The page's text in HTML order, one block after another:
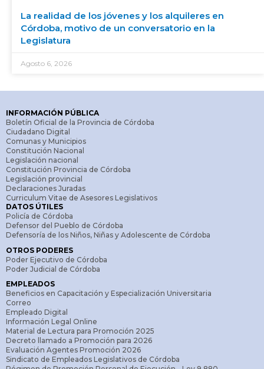
La realidad de los jóvenes y los alquileres en
Córdoba, motivo de un conversatorio en la
Legislatura
Agosto 6, 2026
INFORMACIÓN PÚBLICA
Boletín Oficial de la Provincia de Córdoba
Ciudadano Digital
Comunas y Municipios
Constitución Nacional
Legislación nacional
Constitución Provincia de Córdoba
Legislación provincial
Declaraciones Juradas
Curriculum Vitae de Asesores Legislativos
DATOS ÚTILES
Policía de Córdoba
Defensor del Pueblo de Córdoba
Defensoría de los Niños, Niñas y Adolescente de Córdoba
OTROS PODERES
Poder Ejecutivo de Córdoba
Poder Judicial de Córdoba
EMPLEADOS
Beneficios en Capacitación y Especialización Universitaria
Correo
Empleado Digital
Información Legal Online
Material de Lectura para Promoción 2025
Decreto llamado a Promoción para 2026
Evaluación Agentes Promoción 2026
Sindicato de Empleados Legislativos de Córdoba